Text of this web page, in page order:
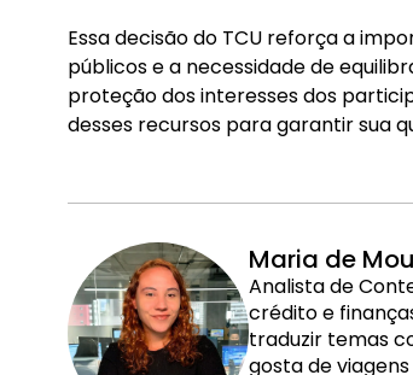
Essa decisão do TCU reforça a
públicos e a necessidade de
proteção dos interesses dos
desses recursos para garantir sua
Maria de
Analista de
crédito e
traduzir temas
gosta de